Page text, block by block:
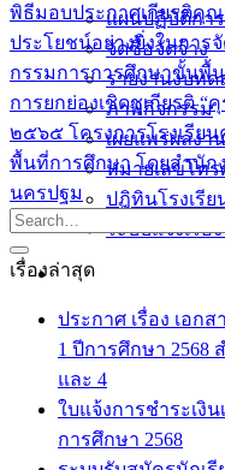
แผนปฏิบัติกา
จัดซื้อจัดจ้าง
รายงานงบทด
ภาพกิจกรรม
เผยแพร่ผลงา
หมายเลขโท
ปฎิทินโรงเรีย
ระบบแจ้งเรื่อ
พิธีมอบประกาศเกียรติคุ
ประโยชน์อย่างยิ่งในกา
กรรมการการศึกษาขั้นพื้
การยกย่องเชิดชูเกียรติ
๒๕๖๕ โครงการโรงเรีย
พื้นที่การศึกษา โดยสำนัก
นครปฐม
เรื่องล่าสุด
ประกาศ เรื่อง เอก
1 ปีการศึกษา 2568
และ 4
ใบแจ้งการชำระเงิ
การศึกษา 2568